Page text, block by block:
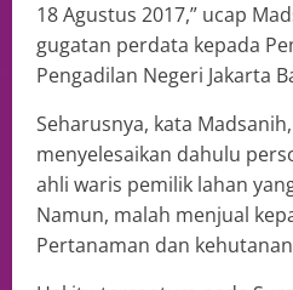
18 Agustus 2017,” ucap
gugatan perdata kepada
Pengadilan Negeri Jakarta
Seharusnya, kata
menyelesaikan dahulu
ahli waris pemilik lahan
Namun, malah menjual
Pertanaman dan